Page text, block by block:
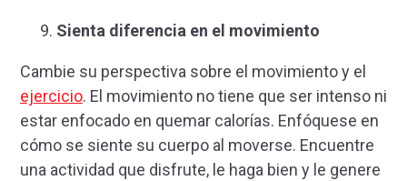
Sienta diferencia en el movimiento
Cambie su perspectiva sobre el movimiento y el
ejercicio. El movimiento no tiene que ser intenso ni
estar enfocado en quemar calorías. Enfóquese en
cómo se siente su cuerpo al moverse. Encuentre
una actividad que disfrute, le haga bien y le genere